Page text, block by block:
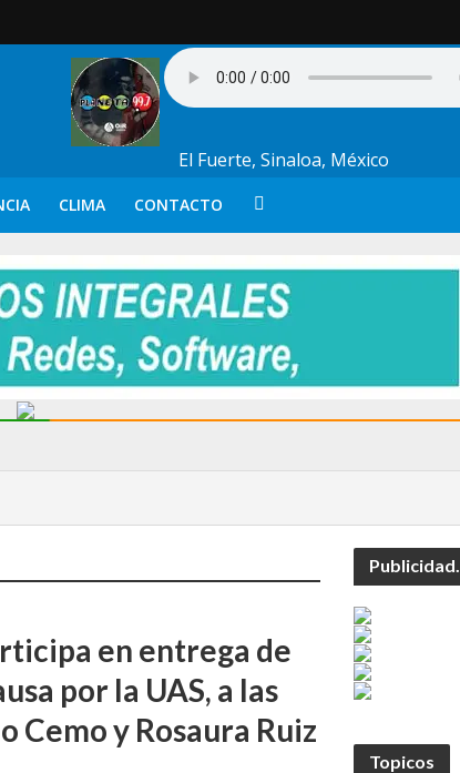
El Fuerte, Sinaloa, México
CLIMA CONTACTO
en entrega de
por la UAS, a las
Cemo y Rosaura Ruiz
Publicidad.
Topicos